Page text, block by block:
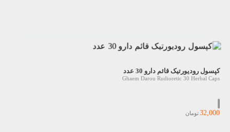
کپسول رودیورتیک قائم دارو 30 عدد
Ghaem Darou Rudioretic 30 Herbal Caps
32,000تومان